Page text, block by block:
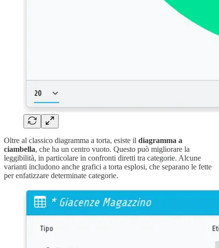
Oltre al classico diagramma a torta, esiste il diagramma a
ciambella, che ha un centro vuoto. Questo può migliorare la
leggibilità, in particolare in confronti diretti tra categorie. Alcune
varianti includono anche grafici a torta esplosi, che separano le fette
per enfatizzare determinate categorie.